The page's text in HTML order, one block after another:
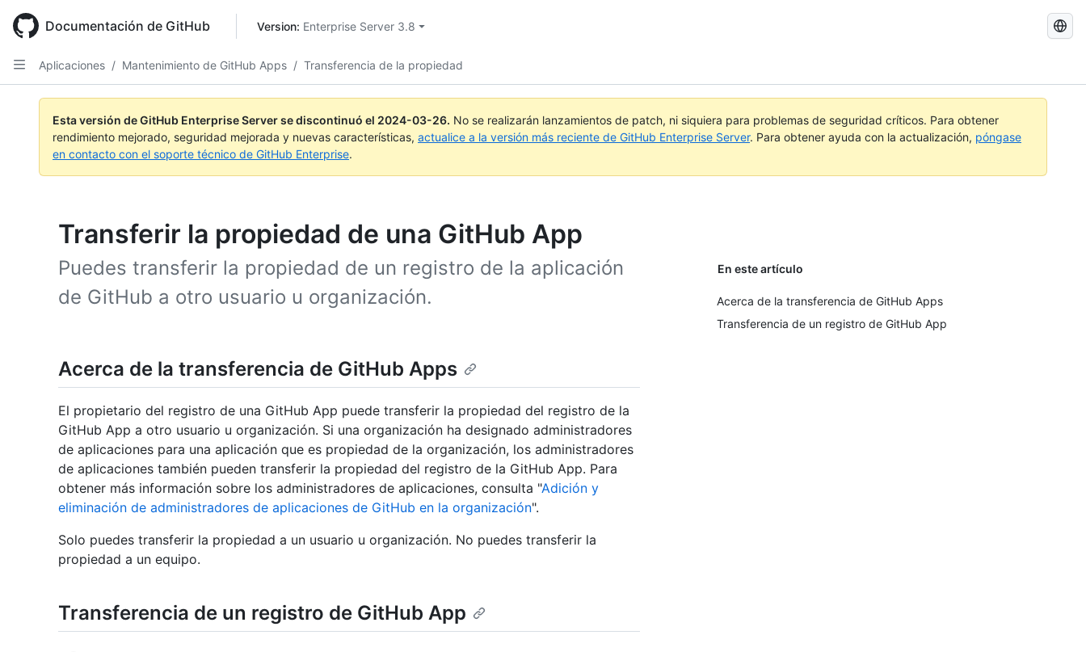
main
content
Documentación de GitHub Version: Enterprise Server 3.8
Buscar
Aplicaciones / Mantenimiento de GitHub Apps / Transferencia de la propiedad
Esta versión de GitHub Enterprise Server se discontinuó el 2024-03-26. No se realizarán lanzamientos de patch, ni siquiera para problemas de seguridad críticos. Para obtener
rendimiento mejorado, seguridad mejorada y nuevas características, actualice a la versión más reciente de GitHub Enterprise Server. Para obtener ayuda con la actualización, póngase
en contacto con el soporte técnico de GitHub Enterprise.
Transferir la propiedad de una GitHub App
Puedes transferir la propiedad de un registro de la aplicación
de GitHub a otro usuario u organización.
En este artículo
Acerca de la transferencia de GitHub Apps
Transferencia de un registro de GitHub App
Acerca de la transferencia de GitHub Apps
El propietario del registro de una GitHub App puede transferir la propiedad del registro de la
GitHub App a otro usuario u organización. Si una organización ha designado administradores
de aplicaciones para una aplicación que es propiedad de la organización, los administradores
de aplicaciones también pueden transferir la propiedad del registro de la GitHub App. Para
obtener más información sobre los administradores de aplicaciones, consulta "Adición y
eliminación de administradores de aplicaciones de GitHub en la organización".
Solo puedes transferir la propiedad a un usuario u organización. No puedes transferir la
propiedad a un equipo.
Transferencia de un registro de GitHub App